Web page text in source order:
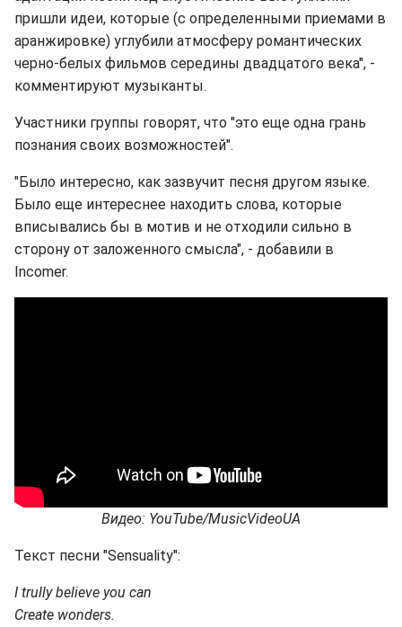
пришли идеи, которые (с определенными приемами в
аранжировке) углубили атмосферу романтических
черно-белых фильмов середины двадцатого века", -
комментируют музыканты.
Участники группы говорят, что "это еще одна грань
познания своих возможностей".
"Было интересно, как зазвучит песня другом языке.
Было еще интереснее находить слова, которые
вписывались бы в мотив и не отходили сильно в
сторону от заложенного смысла", - добавили в
Incomer.
Видео: YouTube/MusicVideoUA
Текст песни "Sensuality":
I trully believe you can
Create wonders.